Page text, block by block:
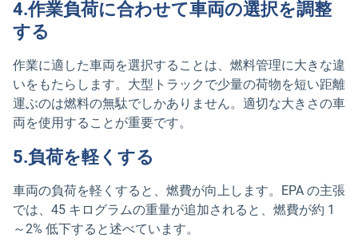
4.作業負荷に合わせて車両の選択を調整
する
作業に適した車両を選択することは、燃料管理に大きな違
いをもたらします。大型トラックで少量の荷物を短い距離
運ぶのは燃料の無駄でしかありません。適切な大きさの車
両を使用することが重要です。
5.負荷を軽くする
車両の負荷を軽くすると、燃費が向上します。EPA の主張
では、45 キログラムの重量が追加されると、燃費が約 1
～2% 低下すると述べています。